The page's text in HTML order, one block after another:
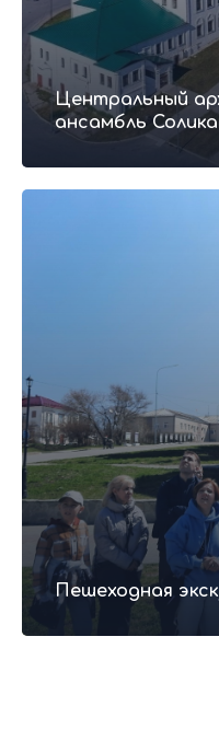
Центральный
ансамбль
Пешеходная
Что взять с